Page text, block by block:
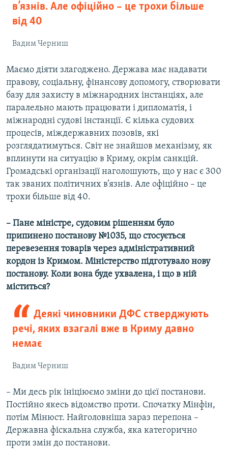
в’язнів. Але офіційно – це трохи більше
від 40
Вадим Черниш
Маємо діяти злагоджено. Держава має надавати
правову, соціальну, фінансову допомогу, створювати
базу для захисту в міжнародних інстанціях, але
паралельно мають працювати і дипломатія, і
міжнародні судові інстанції. Є кілька судових
процесів, міждержавних позовів, які
розглядатимуться. Світ не знайшов механізму, як
вплинути на ситуацію в Криму, окрім санкцій.
Громадські організації наголошують, що у нас є 300
так званих політичних в’язнів. Але офіційно – це
трохи більше від 40.
– Пане міністре, судовим рішенням було
припинено постанову №1035, що стосується
перевезення товарів через адміністративний
кордон із Кримом. Міністерство підготувало нову
постанову. Коли вона буде ухвалена, і що в ній
міститься?
Деякі чиновники ДФС стверджують
речі, яких взагалі вже в Криму давно
немає
Вадим Черниш
– Ми десь рік ініціюємо зміни до цієї постанови.
Постійно якесь відомство проти. Спочатку Мінфін,
потім Мінюст. Найголовніша зараз перепона –
Державна фіскальна служба, яка категорично
проти змін до постанови.